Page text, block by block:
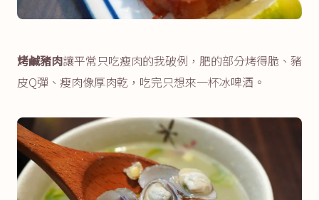
烤鹹豬肉讓平常只吃瘦肉的我破例，肥的部分烤得脆、豬
皮Q彈、瘦肉像厚肉乾，吃完只想來一杯冰啤酒。